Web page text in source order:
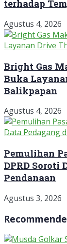
terhadap
Agustus 4, 2026
Bright Gas
Buka
Balikpapan
Agustus 4, 2026
Pemulihan
DPRD Soroti
Pendanaan
Agustus 3, 2026